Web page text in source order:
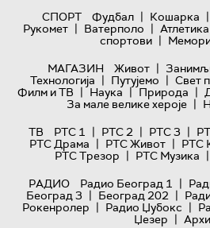
СПОРТ
Фудбал | Кошарка |
Рукомет | Ватерполо | Атлетика
спортови |
МАГАЗИН
Живот |
Технологијa | Путујемо | Свет
Филм и ТВ | Наука | Природа |
За мале велике хероје |
ТВ
РТС 1 | РТС 2 | РТС 3 |
РТС Драма | РТС Живот | РТС
РТС Трезор | РТС Музика |
РАДИО
Радио Београд 1 |
Београд 3 | Београд 202 |
Рокенролер | Радио Џубокс |
Џезер |